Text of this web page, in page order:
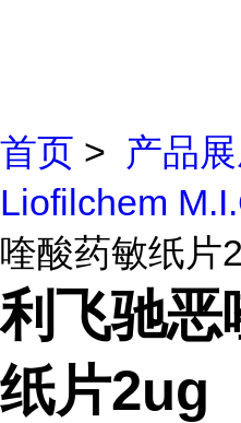
首页 > 产品
Liofilchem
喹酸药敏纸片
利飞驰恶
纸片2ug